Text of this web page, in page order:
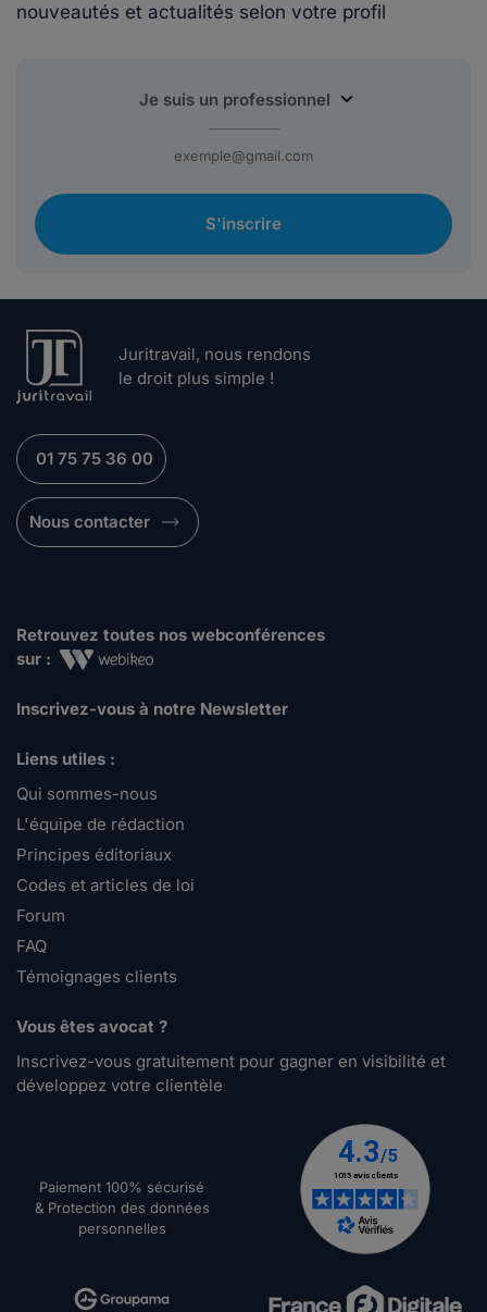
nouveautés et actualités selon votre profil
S'inscrire
Juritravail, nous rendons
le droit plus simple !
01 75 75 36 00
Nous contacter
Retrouvez toutes nos webconférences
sur :
Inscrivez-vous à notre Newsletter
Liens utiles :
Qui sommes-nous
L'équipe de rédaction
Principes éditoriaux
Codes et articles de loi
Forum
FAQ
Témoignages clients
Vous êtes avocat ?
Inscrivez-vous gratuitement pour gagner en visibilité et
développez votre clientèle
Paiement 100% sécurisé
& Protection des données
personnelles